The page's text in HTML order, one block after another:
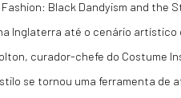
Black Dandyism and the
Inglaterra até o cenário
curador-chefe do Costume
se tornou uma ferramenta de